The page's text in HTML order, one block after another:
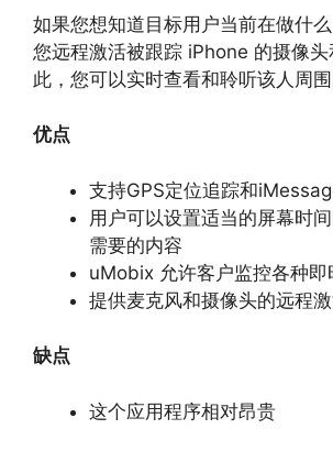
如果您想知道目标用户当前在做什
您远程激活被跟踪 iPhone 的摄像头
此，您可以实时查看和聆听该人周围
优点
支持GPS定位追踪和
用户可以设置适当的屏幕时
需要的内容
uMobix 允许客户监控各种即
提供麦克风和摄像头的远程
缺点
这个应用程序相对昂贵